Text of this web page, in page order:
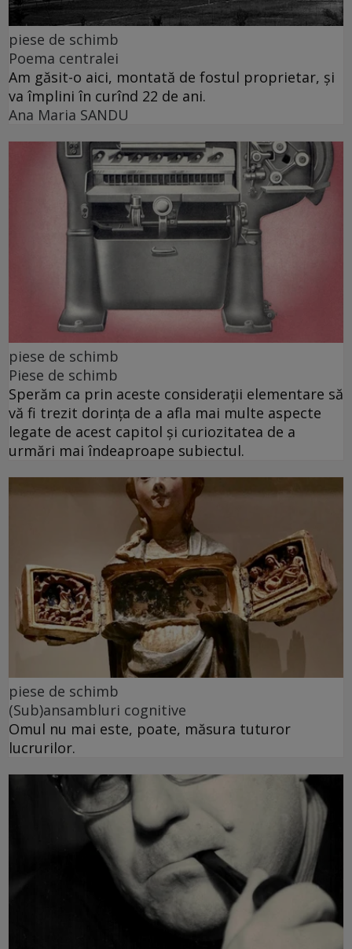
piese de schimb
Poema centralei
Am găsit-o aici, montată de fostul proprietar, și
va împlini în curînd 22 de ani.
Ana Maria SANDU
piese de schimb
Piese de schimb
Sperăm ca prin aceste considerații elementare să
vă fi trezit dorința de a afla mai multe aspecte
legate de acest capitol și curiozitatea de a
urmări mai îndeaproape subiectul.
piese de schimb
(Sub)ansambluri cognitive
Omul nu mai este, poate, măsura tuturor
lucrurilor.